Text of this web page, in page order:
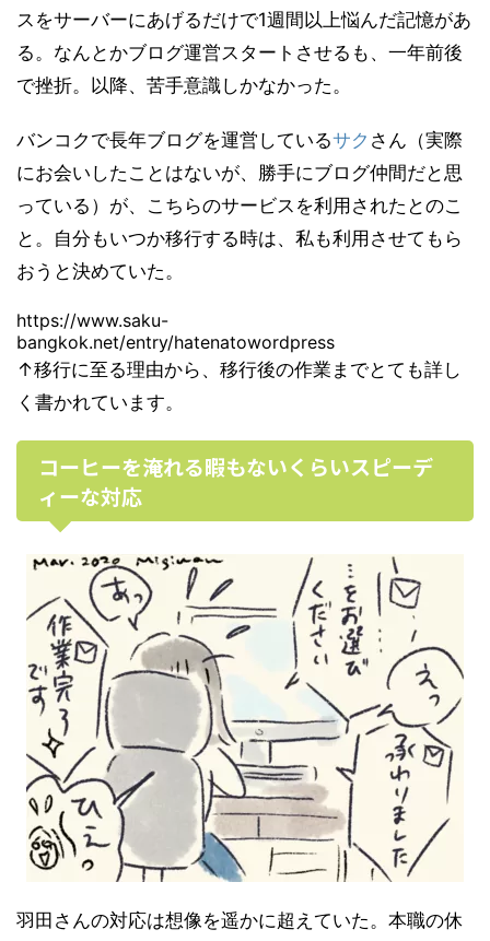
スをサーバーにあげるだけで1週間以上悩んだ記憶があ
る。なんとかブログ運営スタートさせるも、一年前後
で挫折。以降、苦手意識しかなかった。
バンコクで長年ブログを運営しているサク さん（実際
にお会いしたことはないが、勝手にブログ仲間だと思
っている）が、こちらのサービスを利用されたとのこ
と。自分もいつか移行する時は、私も利用させてもら
おうと決めていた。
https://www.saku-
bangkok.net/entry/hatenatowordpress
↑移行に至る理由から、移行後の作業までとても詳し
く書かれています。
コーヒーを淹れる暇もないくらいスピーデ
ィーな対応
羽田さんの対応は想像を遥かに超えていた。本職の休